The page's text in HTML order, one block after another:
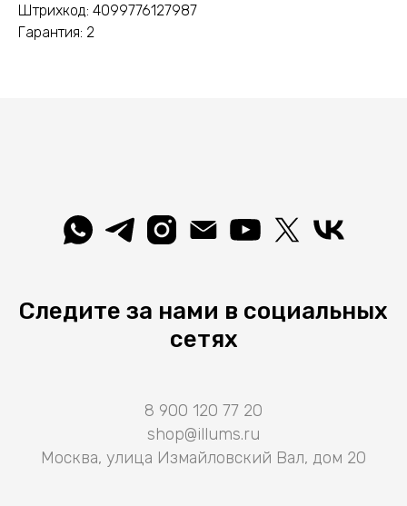
Штрихкод: 4099776127987
Гарантия: 2
Следите за нами в социальных
сетях
8 900 120 77 20
shop@illums.ru
Москва, улица Измайловский Вал, дом 20